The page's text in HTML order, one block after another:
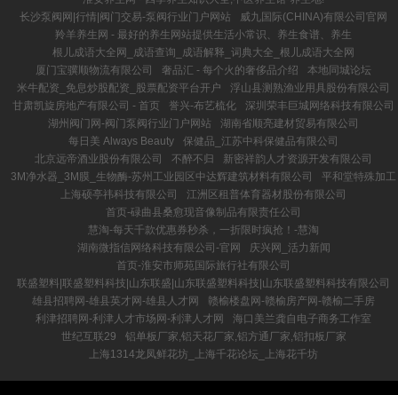
长沙泵阀网|行情|阀门交易-泵阀行业门户网站
威九国际(CHINA)有限公司官网
羚羊养生网 - 最好的养生网站提供生活小常识、养生食谱、养生
根儿成语大全网_成语查询_成语解释_词典大全_根儿成语大全网
厦门宝骥顺物流有限公司
奢品汇 - 每个火的奢侈品介绍
本地同城论坛
米牛配资_免息炒股配资_股票配资平台开户
浮山县测熟渔业用具股份有限公司
甘肃凯旋房地产有限公司 - 首页
誉兴-布艺梳化
深圳荣丰巨城网络科技有限公司
湖州阀门网-阀门泵阀行业门户网站
湖南省顺亮建材贸易有限公司
每日美 Always Beauty
保健品_江苏中科保健品有限公司
北京远帝酒业股份有限公司
不醉不归
新密祥韵人才资源开发有限公司
3M净水器_3M膜_生物酶-苏州工业园区中达辉建筑材料有限公司
平和堂特殊加工
上海硕亭祎科技有限公司
江洲区租普体育器材股份有限公司
首页-碌曲县桑愈现音像制品有限责任公司
慧淘-每天千款优惠券秒杀，一折限时疯抢！-慧淘
湖南微指信网络科技有限公司-官网
庆兴网_活力新闻
首页-淮安市师苑国际旅行社有限公司
联盛塑料|联盛塑料科技|山东联盛|山东联盛塑料科技|山东联盛塑料科技有限公司
雄县招聘网-雄县英才网-雄县人才网
赣榆楼盘网-赣榆房产网-赣榆二手房
利津招聘网-利津人才市场网-利津人才网
海口美兰龚自电子商务工作室
世纪互联29
铝单板厂家,铝天花厂家,铝方通厂家,铝扣板厂家
上海1314龙凤鲜花坊_上海千花论坛_上海花千坊